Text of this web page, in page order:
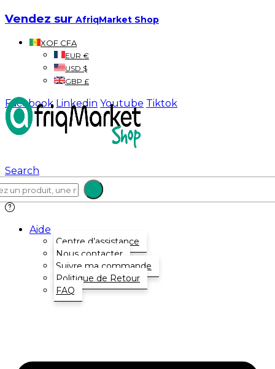
Vendez sur AfriqMarket Shop
XOF CFA
EUR €
USD $
GBP £
Facebook Linkedin Youtube Tiktok
Search
Aide
Centre d’assistance
Nous contacter
Suivre ma commande
Politique de Retour
FAQ